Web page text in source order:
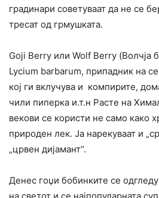
градинари советуваат да не се
тресат од грмушката.
Goji Berry или Wolf Berry (Волчја
Lycium barbarum, припадник на
кој ги вклучува и компирите,
чили пиперка и.т.н Расте на
векови се користи не само како
природен лек. Ја нарекуваат и
„црвен дијамант“.
Денес гоџи бобинките се